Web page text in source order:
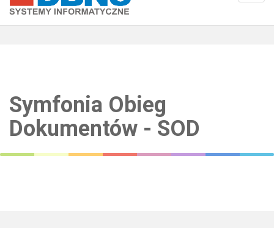
Symfonia Obieg
Dokumentów - SOD